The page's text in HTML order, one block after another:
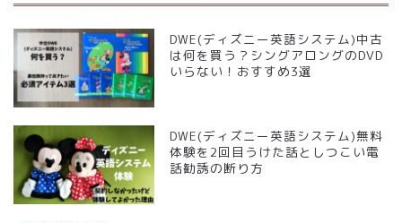
DWE(ディズニー英語システム)中古
は何を買う？シングアロングのDVD
いらない！おすすめ3選
DWE(ディズニー英語システム)無料
体験を2回目うけた話としつこい電
話勧誘の断り方